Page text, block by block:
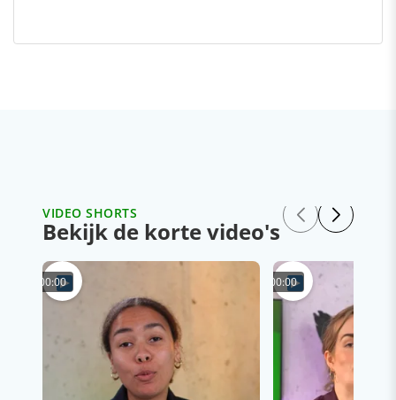
VIDEO SHORTS
Bekijk de korte video's
00:00 00:00